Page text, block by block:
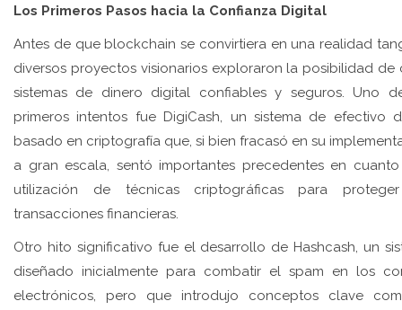
Los Primeros Pasos hacia la Confianza Digital
Antes de que blockchain se convirtiera en una realidad
diversos proyectos visionarios exploraron la posibilidad de
sistemas de dinero digital confiables y seguros. Uno
primeros intentos fue DigiCash, un sistema de efectivo
basado en criptografía que, si bien fracasó en su
a gran escala, sentó importantes precedentes en
utilización de técnicas criptográficas para
transacciones financieras.
Otro hito significativo fue el desarrollo de Hashcash, un
diseñado inicialmente para combatir el spam en los
electrónicos, pero que introdujo conceptos clave